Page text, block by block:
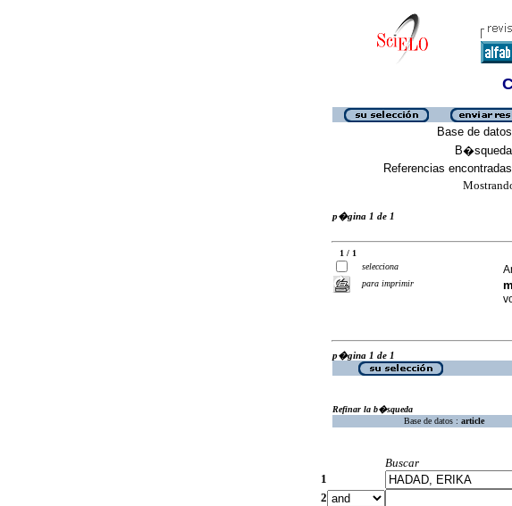
Base de
Referencias
p�gina 1 de 1
1 / 1
selecciona
para imprimir
p�gina 1 de 1
Refinar la b�squeda
Base de datos : article
Buscar
1
2